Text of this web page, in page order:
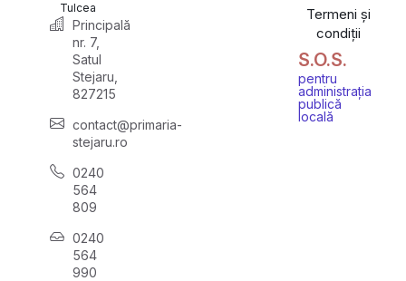
Tulcea
Principală
nr. 7,
Satul
Stejaru,
827215
contact@primaria-
stejaru.ro
0240
564
809
0240
564
990
Termeni și
condiții
S.O.S.
pentru
administrația
publică
locală